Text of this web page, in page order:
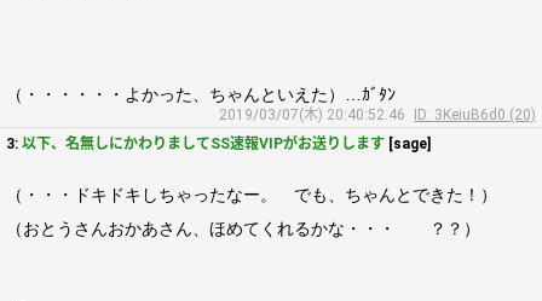
（・・・・・・よかった、ちゃんといえた）…ｶﾞﾀﾝ
2019/03/07(木) 20:40:52.46
ID: 3KeiuB6d0 (20)
3: 以下、名無しにかわりましてSS速報VIPがお送りします [sage]
（・・・ドキドキしちゃったなー。 でも、ちゃんとできた！）
（おとうさんおかあさん、ほめてくれるかな・・・ ？？）